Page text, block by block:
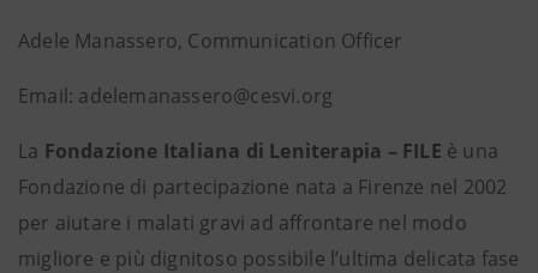
Adele Manassero, Communication Officer
Email: adelemanassero@cesvi.org
La Fondazione Italiana di Leniterapia – FILE è una
Fondazione di partecipazione nata a Firenze nel 2002
per aiutare i malati gravi ad affrontare nel modo
migliore e più dignitoso possibile l’ultima delicata fase